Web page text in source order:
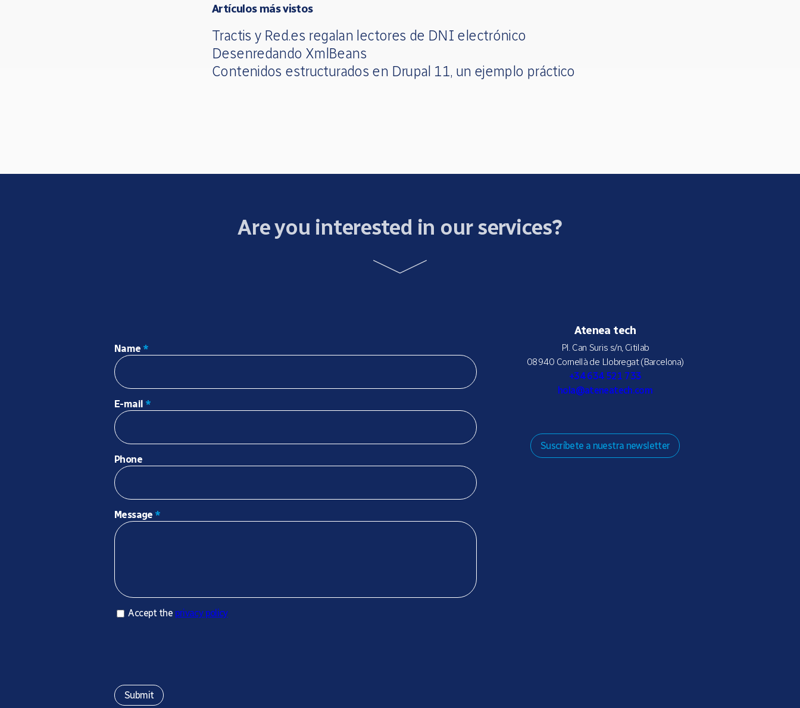
Artículos más vistos
Tractis y Red.es regalan lectores de DNI electrónico
Desenredando XmlBeans
Contenidos estructurados en Drupal 11, un ejemplo práctico
Are you interested in our services?
Atenea tech
Pl. Can Suris s/n, Citilab
08940 Cornellà de Llobregat (Barcelona)
+34 634 521 733
hola@ateneatech.com
Suscríbete a nuestra newsletter
Name *
E-mail *
Phone
Message *
Accept privacy policy*
Accept the privacy policy